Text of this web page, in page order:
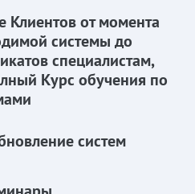
от момента
системы до
специалистам,
Курс обучения по
систем